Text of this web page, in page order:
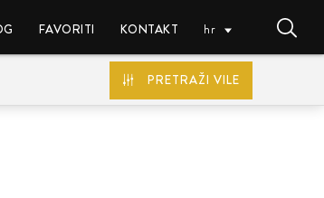
FAVORITI KONTAKT hr
PRETRAŽI VILE